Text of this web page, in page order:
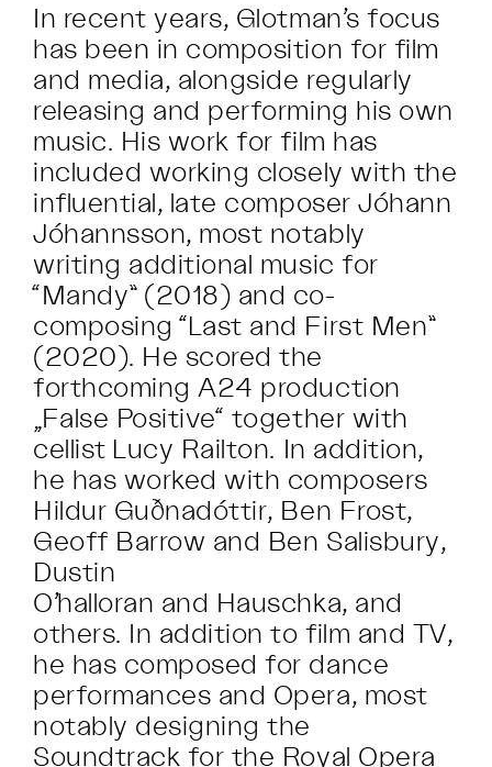
In recent years, Glotman’s focus
has been in composition for film
and media, alongside regularly
releasing and performing his own
music. His work for film has
included working closely with the
influential, late composer Jóhann
Jóhannsson, most notably
writing additional music for
“Mandy” (2018) and co-
composing “Last and First Men”
(2020). He scored the
forthcoming A24 production
„False Positive“ together with
cellist Lucy Railton. In addition,
he has worked with composers
Hildur Guðnadóttir, Ben Frost,
Geoff Barrow and Ben Salisbury,
Dustin
O’halloran and Hauschka, and
others. In addition to film and TV,
he has composed for dance
performances and Opera, most
notably designing the
Soundtrack for the Royal Opera